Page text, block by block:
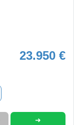
23.950 €
➜